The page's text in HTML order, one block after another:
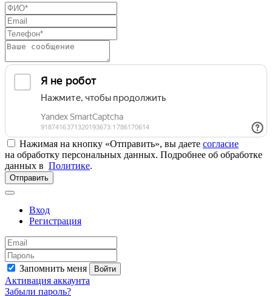
Нажимая на кнопку «Отправить», вы даете согласие
на обработку персональных данных. Подробнее об обработке
данных в Политике.
Отправить
Вход
Регистрация
Запомнить меня Войти
Активация аккаунта
Забыли пароль?